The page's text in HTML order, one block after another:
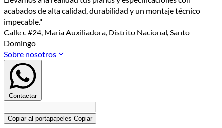
acabados de alta calidad, durabilidad y un montaje técnico
impecable."
Calle c #24, Maria Auxiliadora, Distrito Nacional, Santo
Domingo
Sobre nosotros
Contactar
Copiar al portapapeles Copiar